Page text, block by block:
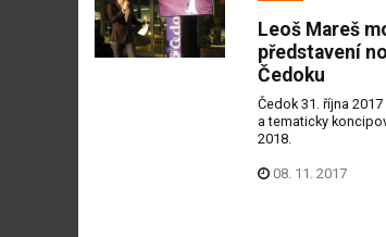
Leoš Mareš
představení
Čedoku
Čedok 31. října
a tematicky
2018.
08. 11. 2017